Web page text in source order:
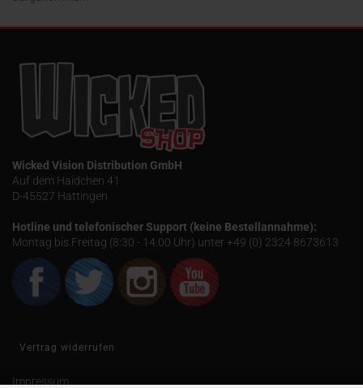
Wicked Vision Distribution GmbH
Auf dem Haidchen 41
D-45527 Hattingen
Hotline und telefonischer Support (keine Bestellannahme):
Montag bis Freitag (8:30 - 14:00 Uhr) unter +49 (0) 2324 8673613
Vertrag widerrufen
Impressum